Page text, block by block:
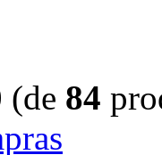
(de 84